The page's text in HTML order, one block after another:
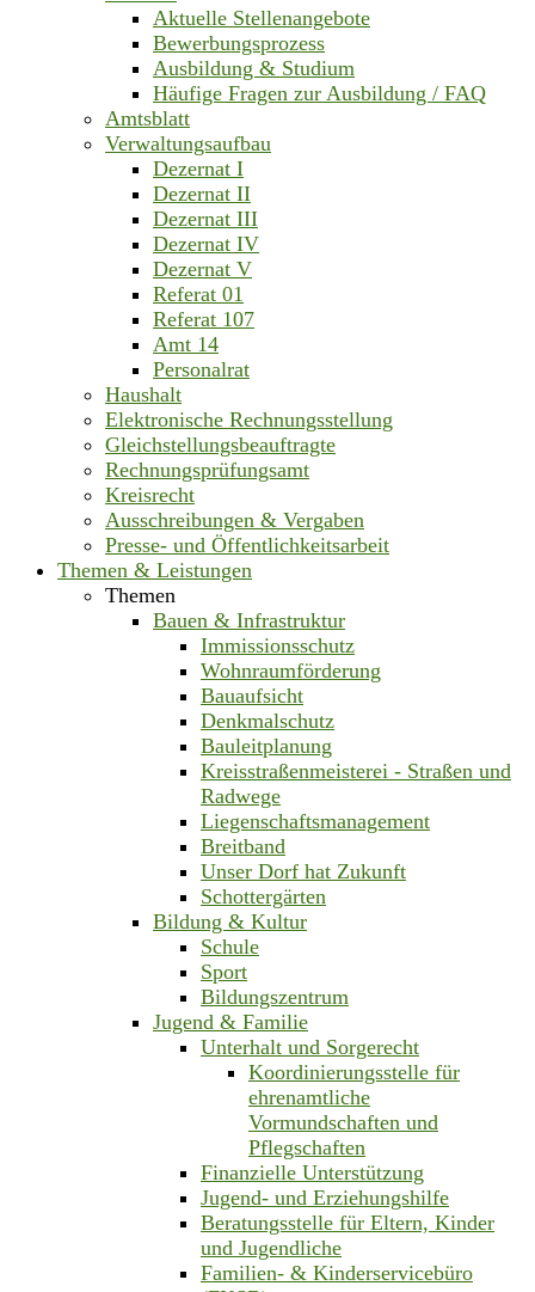
Aktuelle Stellenangebote
Bewerbungsprozess
Ausbildung & Studium
Häufige Fragen zur Ausbildung / FAQ
Amtsblatt
Verwaltungsaufbau
Dezernat I
Dezernat II
Dezernat III
Dezernat IV
Dezernat V
Referat 01
Referat 107
Amt 14
Personalrat
Haushalt
Elektronische Rechnungsstellung
Gleichstellungsbeauftragte
Rechnungsprüfungsamt
Kreisrecht
Ausschreibungen & Vergaben
Presse- und Öffentlichkeitsarbeit
Themen & Leistungen
Themen
Bauen & Infrastruktur
Immissionsschutz
Wohnraumförderung
Bauaufsicht
Denkmalschutz
Bauleitplanung
Kreisstraßenmeisterei - Straßen und
Radwege
Liegenschaftsmanagement
Breitband
Unser Dorf hat Zukunft
Schottergärten
Bildung & Kultur
Schule
Sport
Bildungszentrum
Jugend & Familie
Unterhalt und Sorgerecht
Koordinierungsstelle für
ehrenamtliche
Vormundschaften und
Pflegschaften
Finanzielle Unterstützung
Jugend- und Erziehungshilfe
Beratungsstelle für Eltern, Kinder
und Jugendliche
Familien- & Kinderservicebüro